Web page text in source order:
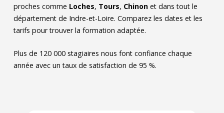
proches comme Loches, Tours, Chinonet dans tout le
département de Indre-et-Loire. Comparez les dates et les
tarifs pour trouver la formation adaptée.
Plus de 120 000 stagiaires nous font confiance chaque
année avec un taux de satisfaction de 95 %.